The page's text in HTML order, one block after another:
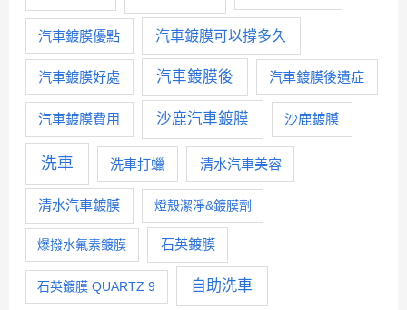
汽車鍍膜優點 汽車鍍膜可以撐多久
汽車鍍膜好處 汽車鍍膜後 汽車鍍膜後遺症
汽車鍍膜費用 沙鹿汽車鍍膜 沙鹿鍍膜
洗車 洗車打蠟 清水汽車美容
清水汽車鍍膜 燈殼潔淨&鍍膜劑
爆撥水氟素鍍膜 石英鍍膜
石英鍍膜 QUARTZ 9 自助洗車